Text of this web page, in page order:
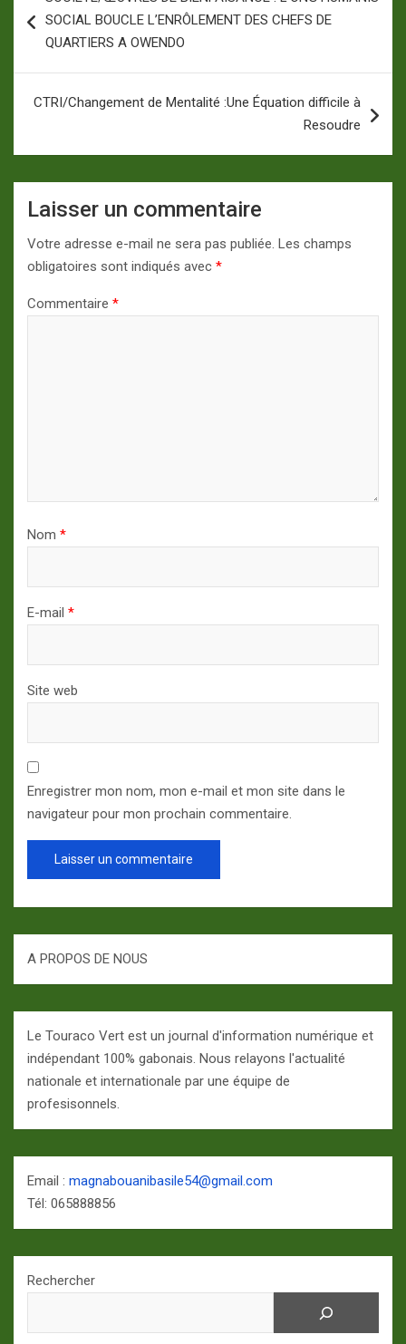
de
l’article
SOCIAL BOUCLE L’ENRÔLEMENT DES CHEFS DE
QUARTIERS A OWENDO
CTRI/Changement de Mentalité :Une Équation difficile à
Resoudre
Laisser un commentaire
Votre adresse e-mail ne sera pas publiée. Les champs
obligatoires sont indiqués avec *
Commentaire *
Nom *
E-mail *
Site web
Enregistrer mon nom, mon e-mail et mon site dans le
navigateur pour mon prochain commentaire.
A PROPOS DE NOUS
Le Touraco Vert est un journal d'information numérique et
indépendant 100% gabonais. Nous relayons l'actualité
nationale et internationale par une équipe de
profesisonnels.
Email : magnabouanibasile54@gmail.com
Tél: 065888856
Rechercher